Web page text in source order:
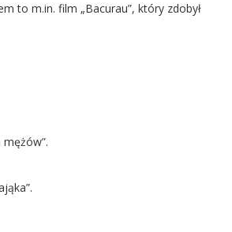
to m.in. film „Bacurau”, który zdobył